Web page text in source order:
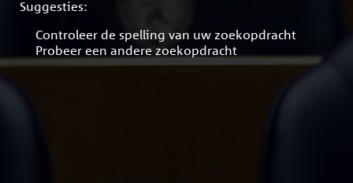
Suggesties:
Controleer de spelling van uw zoekopdracht
Probeer een andere zoekopdracht